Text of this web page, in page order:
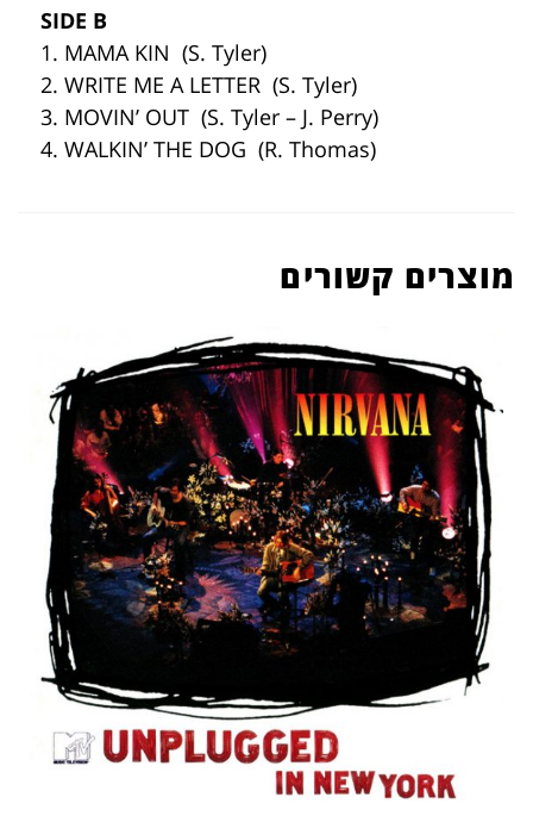
SIDE B
1. MAMA KIN (S. Tyler)
2. WRITE ME A LETTER (S. Tyler)
3. MOVIN’ OUT (S. Tyler – J. Perry)
4. WALKIN’ THE DOG (R. Thomas)
מוצרים קשורים